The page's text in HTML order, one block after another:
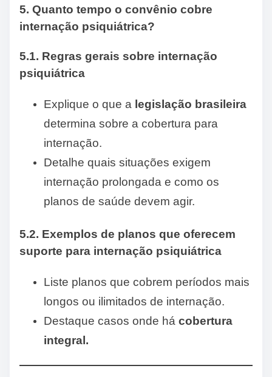
5. Quanto tempo o convênio cobre
internação psiquiátrica?
5.1. Regras gerais sobre internação
psiquiátrica
Explique o que a legislação brasileira
determina sobre a cobertura para
internação.
Detalhe quais situações exigem
internação prolongada e como os
planos de saúde devem agir.
5.2. Exemplos de planos que oferecem
suporte para internação psiquiátrica
Liste planos que cobrem períodos mais
longos ou ilimitados de internação.
Destaque casos onde há cobertura
integral.